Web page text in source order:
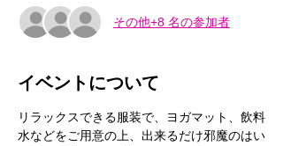
その他+8 名の参加者
イベントについて
リラックスできる服装で、ヨガマット、飲料
水などをご用意の上、出来るだけ邪魔のはい